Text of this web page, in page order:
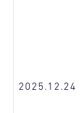
2025.12.24